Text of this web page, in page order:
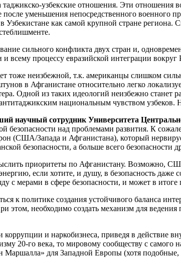
узбекские отношения. Эти
уменьшения непосредственного военного
Узбекистане как самой крупной стране
сильного конфликта двух стран и,
и всему процессу евразийской интеграции
тоже неизбежной, т.к. американцы слишком
в Афганистане относительно легко
Одной из таких идеологий неизбежно станет
национальным чувством узбеков.
научный сотрудник Университета
безопасности над проблемами развития. К
(США/Запада и Афганистана), который
безопасности, а больше всего
приоритеты по Афганистану. Возможно,
если хотите, и душу, в безопасность
с мерами в сфере безопасности, и может в
к политике создания устойчивого баланса
этом, необходимо создать механизм для
коррупции и наркобизнеса, приведя в действие
20-го века, то мировому сообществу с самого
Маршалла» для Западной Европы (хотя